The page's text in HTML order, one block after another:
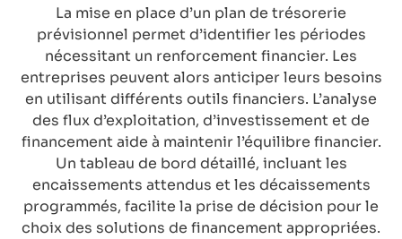
La mise en place d’un plan de trésorerie
prévisionnel permet d’identifier les périodes
nécessitant un renforcement financier. Les
entreprises peuvent alors anticiper leurs besoins
en utilisant différents outils financiers. L’analyse
des flux d’exploitation, d’investissement et de
financement aide à maintenir l’équilibre financier.
Un tableau de bord détaillé, incluant les
encaissements attendus et les décaissements
programmés, facilite la prise de décision pour le
choix des solutions de financement appropriées.